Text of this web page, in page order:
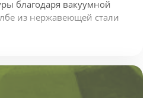
благодаря вакуумной
из нержавеющей стали